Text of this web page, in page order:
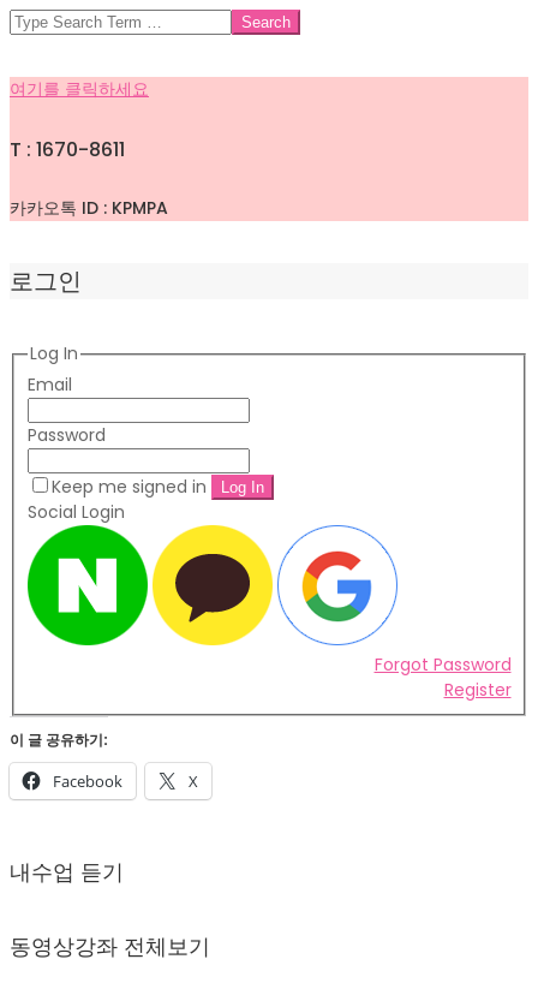
SEARCH
여기를 클릭하세요
T : 1670-8611
카카오톡 ID : KPMPA
로그인
Log In
Email
Password
Keep me signed in
Social Login
Forgot Password
Register
이 글 공유하기:
Facebook X
02-
내수업 듣기
동영상강좌 전체보기